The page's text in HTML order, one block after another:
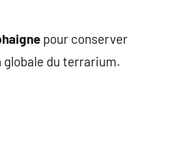
pour conserver
globale du terrarium.